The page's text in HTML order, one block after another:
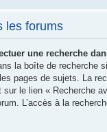
les forums
une recherche
la boîte de recherche
pages de sujets. La
le lien « Recherche
L’accès à la